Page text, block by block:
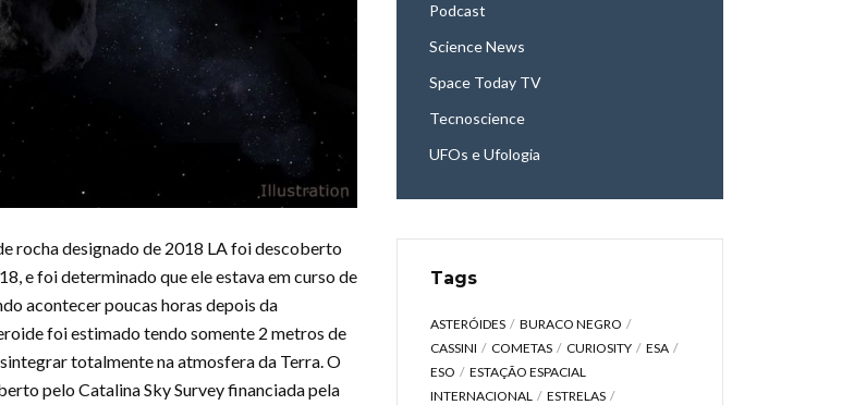
rocha designado de 2018 LA foi descoberto
e foi determinado que ele estava em curso de
acontecer poucas horas depois da
foi estimado tendo somente 2 metros de
totalmente na atmosfera da Terra. O
pelo Catalina Sky Survey financiada pela
Podcast
Science News
Space Today TV
Tecnoscience
UFOs e Ufologia
Tags
ASTERÓIDES
BURACO NEGRO
CASSINI
COMETAS CURIOSITY
ESA
ESO
ESTAÇÃO ESPACIAL
INTERNACIONAL
ESTRELAS